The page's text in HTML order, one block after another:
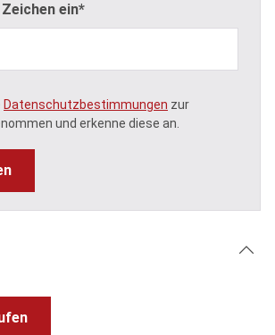
ein*
Datenschutzbestimmungen zur
und erkenne diese an.